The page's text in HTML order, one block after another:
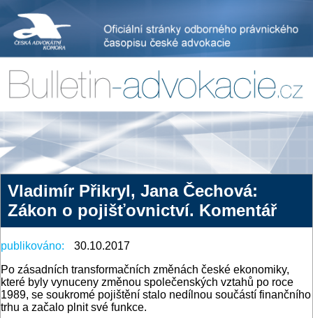
Vladimír Přikryl, Jana Čechová:
Zákon o pojišťovnictví. Komentář
publikováno:
30.10.2017
Po zásadních transformačních změnách české ekonomiky,
které byly vynuceny změnou společenských vztahů po roce
1989, se soukromé pojištění stalo nedílnou součástí finančního
trhu a začalo plnit své funkce.